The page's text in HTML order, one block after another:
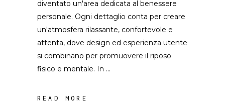
diventato un'area dedicata al benessere
personale. Ogni dettaglio conta per creare
un'atmosfera rilassante, confortevole e
attenta, dove design ed esperienza utente
si combinano per promuovere il riposo
fisico e mentale. In
READ MORE